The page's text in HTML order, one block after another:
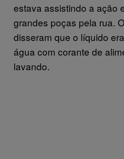
estava assistindo a ação
grandes poças pela rua.
disseram que o líquido
água com corante de
lavando.